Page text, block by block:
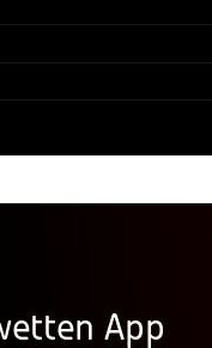
App